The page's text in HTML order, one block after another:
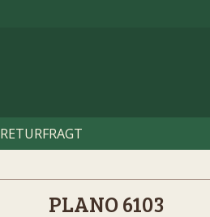
RETURFRAGT
PLANO 6103